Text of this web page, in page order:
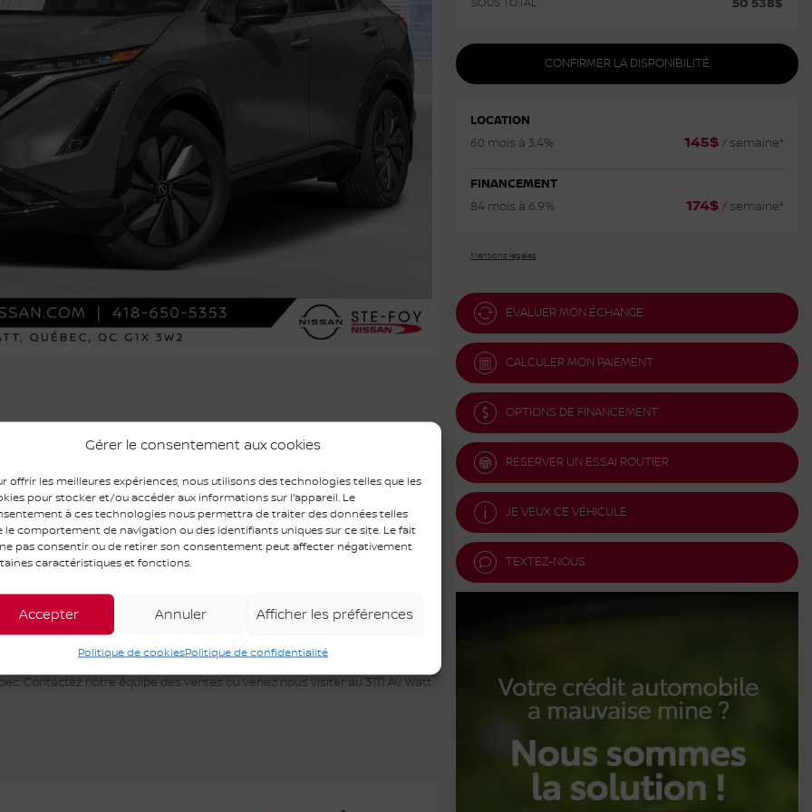
Gérer le consentement aux cookies
offrir les meilleures expériences, nous utilisons des technologies telles que les
pour stocker et/ou accéder aux informations sur l'appareil. Le
à ces technologies nous permettra de traiter des données telles
le comportement de navigation ou des identifiants uniques sur ce site. Le fait
pas consentir ou de retirer son consentement peut affecter négativement
caractéristiques et fonctions.
Accepter Annuler Afficher les préférences
Politique de cookiesPolitique de confidentialité
ODOMÈTRE: 300 km
MOTRICITÉ : Traction avant
CARBURANT :
PORTES :
Contactez notre équipe des ventes ou venez nous visiter au 3111 Av. Watt
SOUS TOTAL
CONFIRMER LA DISPONIBILITÉ
LOCATION
60 mois à 3.4%
145$ / semaine*
FINANCEMENT
84 mois à 6.9%
174$ / semaine*
Mentions légales
ÉVALUER MON ÉCHANGE
CALCULER MON PAIEMENT
OPTIONS DE FINANCEMENT
RÉSERVER UN ESSAI ROUTIER
JE VEUX CE VÉHICULE
TEXTEZ-NOUS